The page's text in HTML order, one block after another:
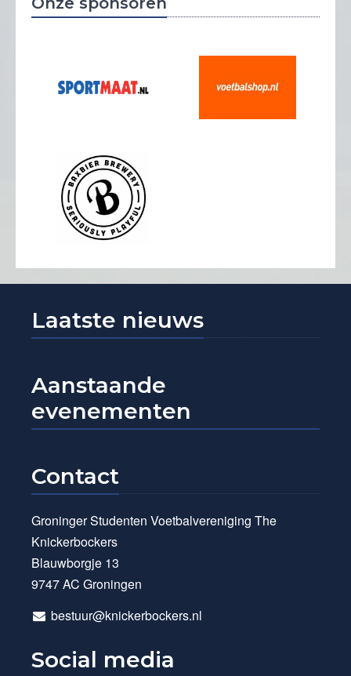
Laatste nieuws
Aanstaande
evenementen
Contact
Groninger Studenten Voetbalvereniging The
Knickerbockers
Blauwborgje 13
9747 AC Groningen
bestuur@knickerbockers.nl
Social media